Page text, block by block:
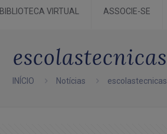
BIBLIOTECA VIRTUAL ASSOCIE-SE
escolastecnicas
INÍCIO Notícias escolastecnicas